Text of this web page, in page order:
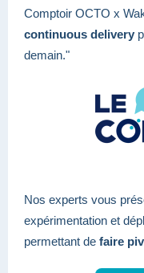
Comptoir OCTO x
continuous delivery
demain."
Nos experts vous
expérimentation et
permettant de faire